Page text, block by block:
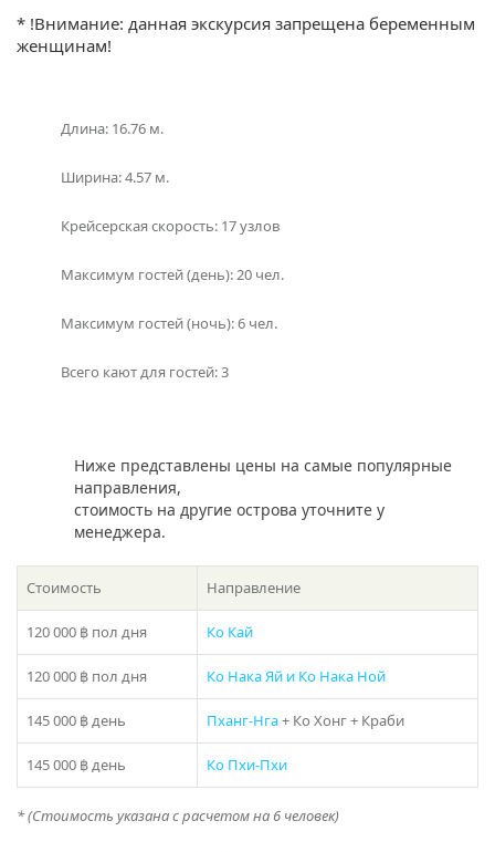
роскошном дизайне с просторной каютой, где есть
дополнительные помещения для хранения вещей, а
также небольшой бар и кухня.
обеспечивают безопасность и комфортность
Вам наслаждаться панорамным видом на океан.
максимальным комфортом на Пхукете. Вы можете
обойти островные пляжи или зайти на тихие заливы,
покупаться и насладиться атмосферой красоты
кайтбординг, дайвинг или виндсерфинг. Вы можете
также просто насладиться прекрасными пейзажами,
которые Пхукет и его острова предложат Вам.
Аренда яхты на Пхукете «Azimut 55 Black» — это
отличный выбор для тех, кто хочет сделать свой отпуск
незабываемым. Обратитесь к специалистам нашей
компании, чтобы сделать ваше путешествие на яхте
настоящим приключением. Мы с удовольствием
поможем Вам организовать Ваш отдых, так как мы
заботимся о Вашем комфорте и безопасности на всем
пути.
Включено:
Транспорт
— Открытие невероятных островов (Снорклинг
оборудование и спасательные жилеты включены)
* !Внимание: данная экскурсия запрещена беременным
женщинам!
Длина: 16.76 м.
Ширина: 4.57 м.
Крейсерская скорость: 17 узлов
Максимум гостей (день): 20 чел.
Максимум гостей (ночь): 6 чел.
Всего кают для гостей: 3
Ниже представлены цены на самые популярные
направления,
стоимость на другие острова уточните у
менеджера.
Стоимость Направление
120 000 ฿ пол дня Ко Кай
120 000 ฿ пол дня Ко Нака Яй и Ко Нака Ной
145 000 ฿день Пханг-Нга+ Ко Хонг + Краби
145 000 ฿день Ко Пхи-Пхи
* (Стоимость указана с расчетом на 6 человек)